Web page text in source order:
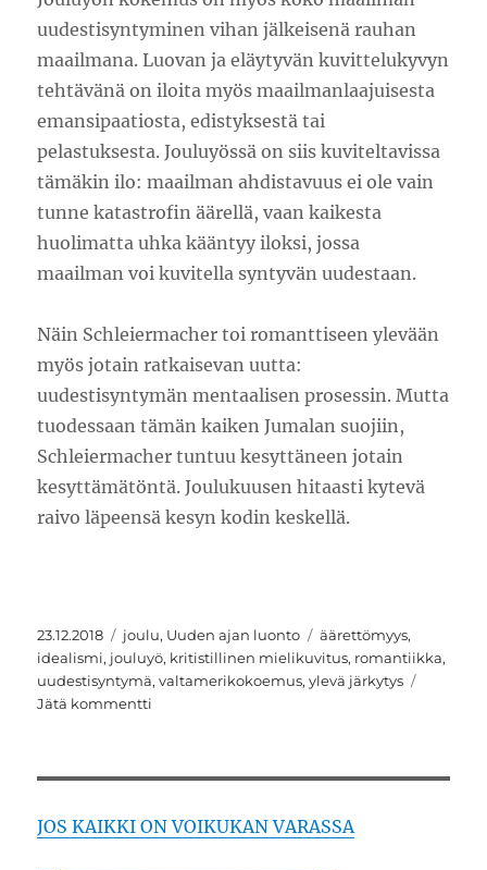
uudestisyntyminen vihan jälkeisenä rauhan
maailmana. Luovan ja eläytyvän kuvittelukyvyn
tehtävänä on iloita myös maailmanlaajuisesta
emansipaatiosta, edistyksestä tai
pelastuksesta. Jouluyössä on siis kuviteltavissa
tämäkin ilo: maailman ahdistavuus ei ole vain
tunne katastrofin äärellä, vaan kaikesta
huolimatta uhka kääntyy iloksi, jossa
maailman voi kuvitella syntyvän uudestaan.
Näin Schleiermacher toi romanttiseen ylevään
myös jotain ratkaisevan uutta:
uudestisyntymän mentaalisen prosessin. Mutta
tuodessaan tämän kaiken Jumalan suojiin,
Schleiermacher tuntuu kesyttäneen jotain
kesyttämätöntä. Joulukuusen hitaasti kytevä
raivo läpeensä kesyn kodin keskellä.
Julkaistu
23.12.2018 Kategoriat
joulu, Uuden ajan luonto Avainsanat
äärettömyys,
idealismi, jouluyö, kritistillinen mielikuvitus, romantiikka,
uudestisyntymä,valtamerikokoemus,ylevä järkytys
Jätä kommentti
Schleiermacher
JOS KAIKKI ON VOIKUKAN VARASSA